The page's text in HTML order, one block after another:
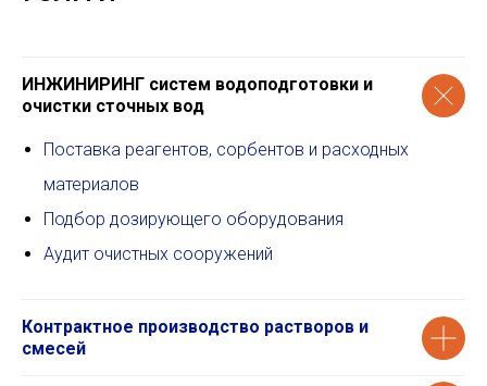
ИНЖИНИРИНГ систем водоподготовки и
очистки сточных вод
Поставка реагентов, сорбентов и расходных
материалов
Подбор дозирующего оборудования
Аудит очистных сооружений
Контрактное производство растворов и
смесей